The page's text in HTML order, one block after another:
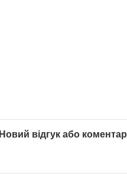
Новий відгук або коментар